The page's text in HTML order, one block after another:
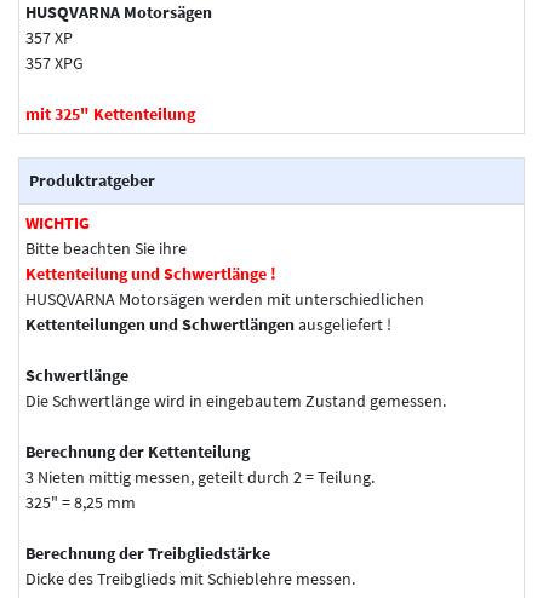
HUSQVARNA Motorsägen
357 XP
357 XPG
mit 325" Kettenteilung
Produktratgeber
WICHTIG
Bitte beachten Sie ihre
Kettenteilung und Schwertlänge !
HUSQVARNA Motorsägen werden mit unterschiedlichen
Kettenteilungen und Schwertlängenausgeliefert !
Schwertlänge
Die Schwertlänge wird in eingebautem Zustand gemessen.
Berechnung der Kettenteilung
3 Nieten mittig messen, geteilt durch 2 = Teilung.
325" = 8,25 mm
Berechnung der Treibgliedstärke
Dicke des Treibglieds mit Schieblehre messen.